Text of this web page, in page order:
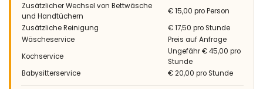
Zusätzlicher Wechsel von Bettwäsche
und Handtüchern
€ 15,00 pro Person
Zusätzliche Reinigung
€ 17,50 pro Stunde
Wäscheservice
Preis auf Anfrage
Kochservice
Ungefähr € 45,00 pro
Stunde
Babysitterservice
€ 20,00 pro Stunde